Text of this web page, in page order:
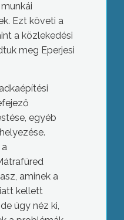
Ezt követi a
a közlekedési
meg Eperjesi
egyéb
aminek a
kellett
úgy néz ki,